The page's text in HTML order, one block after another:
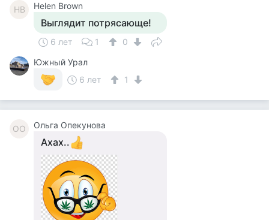
HB Helen Brown
Выглядит потрясающе!
6 лет 1
0
Южный Урал
6 лет
1
ОО Ольга Опекунова
Ахах..